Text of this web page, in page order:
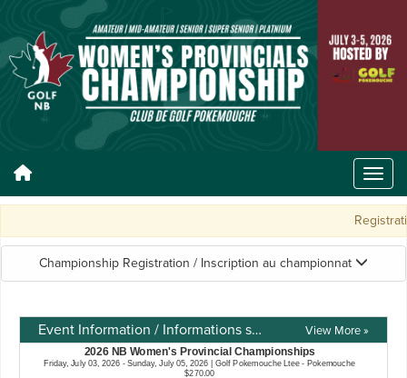
Championship Registration / Inscription au championnat
Event Information / Informations sur l'événement View More »